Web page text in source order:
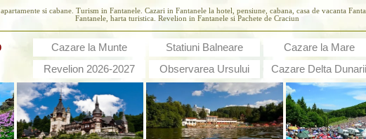
si cabane. Turism in Fantanele. Cazari in Fantanele la hotel, pensiune, cabana, casa de vacanta
Fantanele, harta turistica. Revelion in Fantanele si Pachete de Craciun
Cazare la Munte Statiuni Balneare Cazare la Mare
Revelion 2026-2027 Observarea Ursului Cazare Delta Dunarii